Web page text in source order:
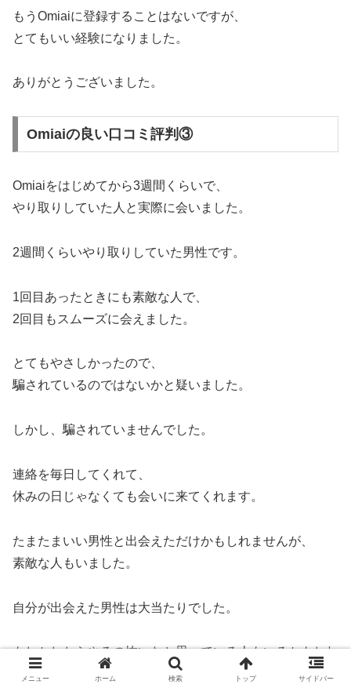
もうOmiaiに登録することはないですが、
とてもいい経験になりました。
ありがとうございました。
Omiaiの良い口コミ評判③
Omiaiをはじめてから3週間くらいで、
やり取りしていた人と実際に会いました。
2週間くらいやり取りしていた男性です。
1回目あったときにも素敵な人で、
2回目もスムーズに会えました。
とてもやさしかったので、
騙されているのではないかと疑いました。
しかし、騙されていませんでした。
連絡を毎日してくれて、
休みの日じゃなくても会いに来てくれます。
たまたまいい男性と出会えただけかもしれませんが、
素敵な人もいました。
自分が出会えた男性は大当たりでした。
もしかしたらやるの怖いなと思っている人もいるかもしれ
ませんが、
メニュー ホーム 検索 トップ サイドバー